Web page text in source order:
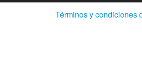
Términos y condiciones